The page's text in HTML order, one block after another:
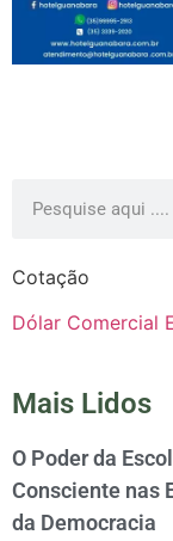
Cotação
Dólar Comercial
Mais Lidos
O Poder da
Consciente nas
da Democracia